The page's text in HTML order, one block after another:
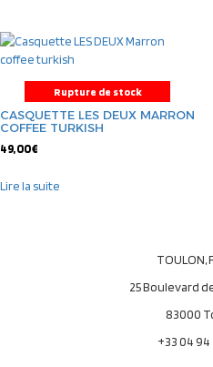
Rupture de stock
CASQUETTE LES DEUX MARRON
COFFEE TURKISH
49,00€
Lire la suite
TOULON,
25 Boulevard
83000
+33 04 94